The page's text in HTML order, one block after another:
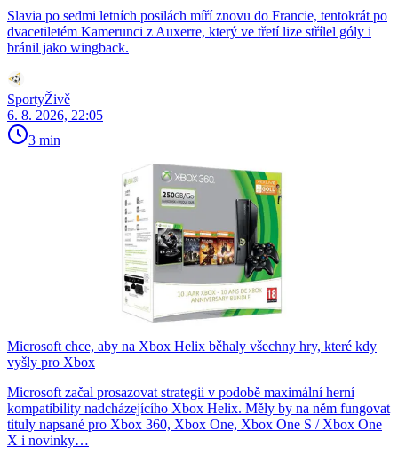
Slavia po sedmi letních posilách míří znovu do Francie, tentokrát po
dvacetiletém Kamerunci z Auxerre, který ve třetí lize střílel góly i
bránil jako wingback.
SportyŽivě
6. 8. 2026, 22:05
3 min
Microsoft chce, aby na Xbox Helix běhaly všechny hry, které kdy
vyšly pro Xbox
Microsoft začal prosazovat strategii v podobě maximální herní
kompatibility nadcházejícího Xbox Helix. Měly by na něm fungovat
tituly napsané pro Xbox 360, Xbox One, Xbox One S / Xbox One
X i novinky…